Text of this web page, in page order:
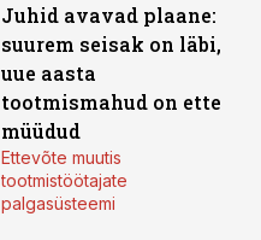
Juhid avavad plaane:
suurem seisak on läbi,
uue aasta
tootmismahud on ette
müüdud
Ettevõte muutis
tootmistöötajate
palgasüsteemi